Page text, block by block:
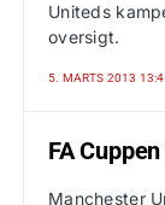
Uniteds
oversigt.
5. MARTS 2013
FA
Manchester